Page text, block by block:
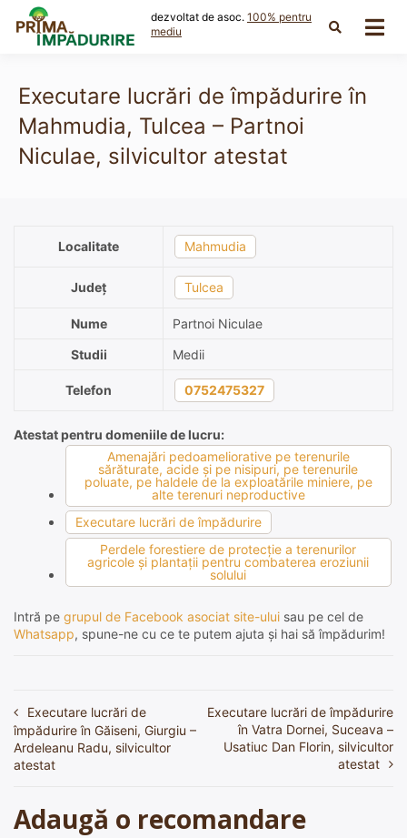
content
dezvoltat de asoc. 100% pentru
mediu
Executare lucrări de împădurire în
Mahmudia, Tulcea – Partnoi
Niculae, silvicultor atestat
Localitate Mahmudia
Județ Tulcea
Nume
Partnoi Niculae
Studii
Medii
Telefon 0752475327
Atestat pentru domeniile de lucru:
Amenajări pedoameliorative pe terenurile
sărăturate, acide şi pe nisipuri, pe terenurile
poluate, pe haldele de la exploatările miniere, pe
alte terenuri neproductive
Executare lucrări de împădurire
Perdele forestiere de protecţie a terenurilor
agricole şi plantaţii pentru combaterea eroziunii
solului
Intră pe grupul de Facebook asociat site-ului sau pe cel de
Whatsapp, spune-ne cu ce te putem ajuta și hai să împădurim!
Navigare
în
articole
Executare lucrări de
împădurire în Găiseni, Giurgiu –
Ardeleanu Radu, silvicultor
atestat
Executare lucrări de împădurire
în Vatra Dornei, Suceava –
Usatiuc Dan Florin, silvicultor
atestat
Adaugă o recomandare